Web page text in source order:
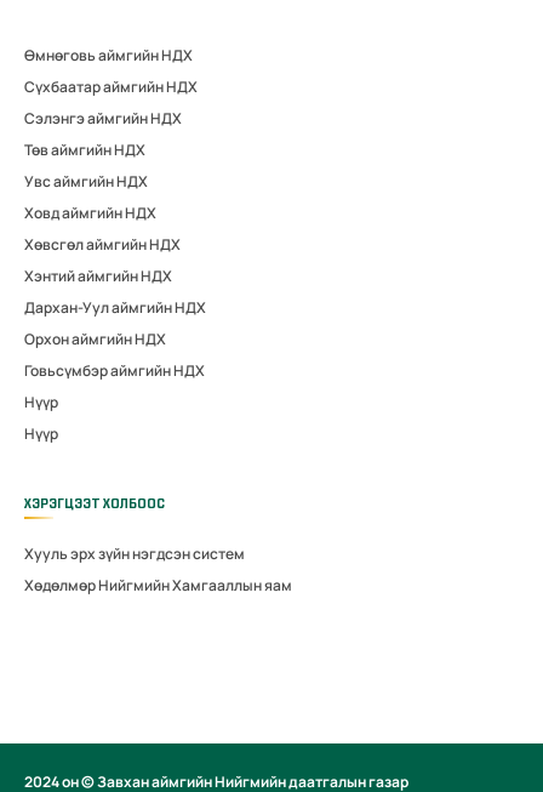
Өмнөговь аймгийн НДХ
Сүхбаатар аймгийн НДХ
Сэлэнгэ аймгийн НДХ
Төв аймгийн НДХ
Увс аймгийн НДХ
Ховд аймгийн НДХ
Хөвсгөл аймгийн НДХ
Хэнтий аймгийн НДХ
Дархан-Уул аймгийн НДХ
Орхон аймгийн НДХ
Говьсүмбэр аймгийн НДХ
Нүүр
Нүүр
ХЭРЭГЦЭЭТ ХОЛБООС
Хууль эрх зүйн нэгдсэн систем
Хөдөлмөр Нийгмийн Хамгааллын яам
2024 он © Завхан аймгийн Нийгмийн даатгалын газар